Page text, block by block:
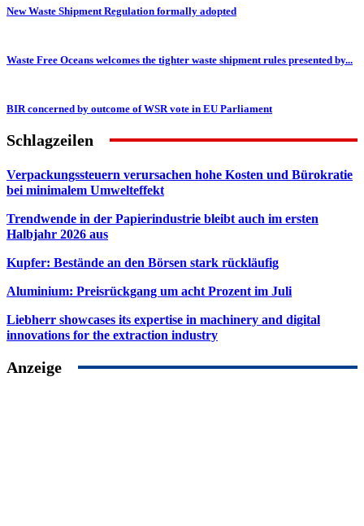
New Waste Shipment Regulation formally adopted
Waste Free Oceans welcomes the tighter waste shipment rules presented by...
BIR concerned by outcome of WSR vote in EU Parliament
Schlagzeilen
Verpackungssteuern verursachen hohe Kosten und Bürokratie
bei minimalem Umwelteffekt
Trendwende in der Papierindustrie bleibt auch im ersten
Halbjahr 2026 aus
Kupfer: Bestände an den Börsen stark rückläufig
Aluminium: Preisrückgang um acht Prozent im Juli
Liebherr showcases its expertise in machinery and digital
innovations for the extraction industry
Anzeige